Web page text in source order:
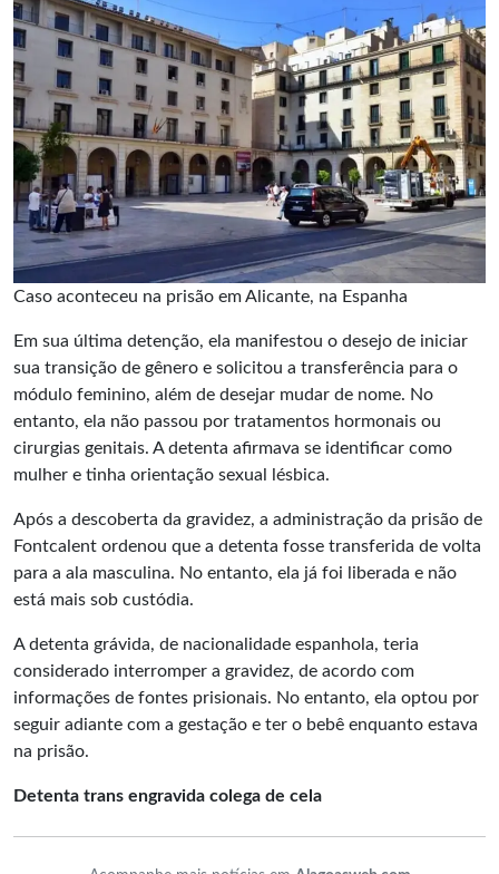
Caso aconteceu na prisão em Alicante, na Espanha
Em sua última detenção, ela manifestou o desejo de iniciar
sua transição de gênero e solicitou a transferência para o
módulo feminino, além de desejar mudar de nome. No
entanto, ela não passou por tratamentos hormonais ou
cirurgias genitais. A detenta afirmava se identificar como
mulher e tinha orientação sexual lésbica.
Após a descoberta da gravidez, a administração da prisão de
Fontcalent ordenou que a detenta fosse transferida de volta
para a ala masculina. No entanto, ela já foi liberada e não
está mais sob custódia.
A detenta grávida, de nacionalidade espanhola, teria
considerado interromper a gravidez, de acordo com
informações de fontes prisionais. No entanto, ela optou por
seguir adiante com a gestação e ter o bebê enquanto estava
na prisão.
Detenta trans engravida colega de cela